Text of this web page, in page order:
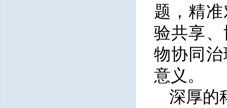
题，精
验共享
物协同
意义。
深厚的